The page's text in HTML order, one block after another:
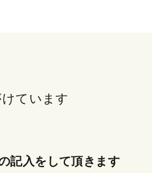
ています
記入をして頂きます